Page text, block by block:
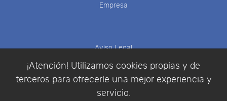
¡Atención! Utilizamos cookies propias y de
terceros para ofrecerle una mejor experiencia y
servicio.
Empresa
Aviso Legal
Condiciones de compra
Identificarse